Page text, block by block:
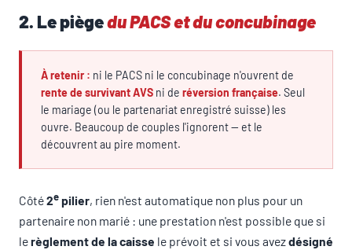
2. Le piègedu PACS et du concubinage
À retenir : ni le PACS ni le concubinage n'ouvrent de
rente de survivant AVS ni de réversion française. Seul
le mariage (ou le partenariat enregistré suisse) les
ouvre. Beaucoup de couples l'ignorent — et le
découvrent au pire moment.
Côté2epilier, rien n'est automatique non plus pour un
partenaire non marié : une prestation n'est possible que si
lerèglement de la caisse le prévoit et si vous avezdésigné